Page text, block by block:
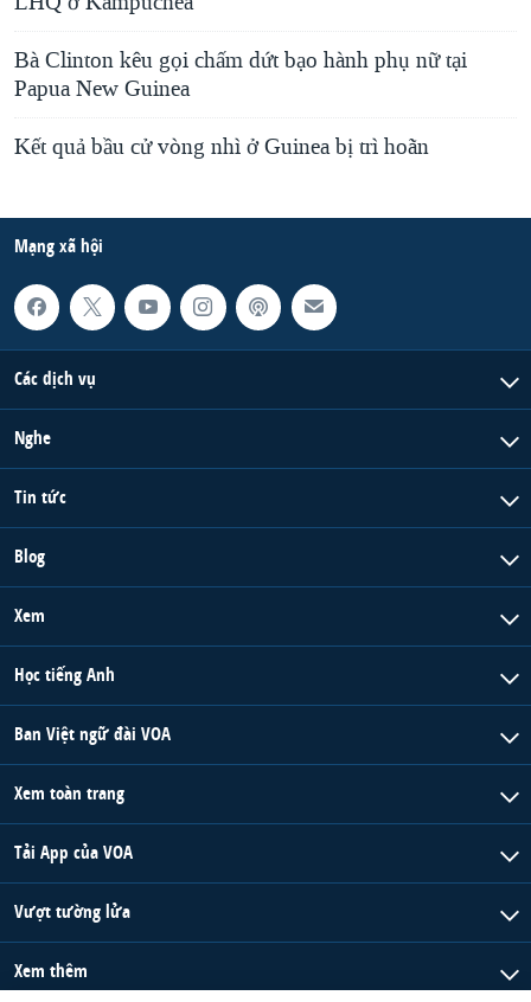
Bà Clinton kêu gọi chấm dứt bạo hành phụ nữ tại
Papua New Guinea
Kết quả bầu cử vòng nhì ở Guinea bị trì hoãn
Mạng xã hội
Các dịch vụ
Nghe
Tin tức
Blog
Xem
Học tiếng Anh
Ban Việt ngữ đài VOA
Xem toàn trang
Tải App của VOA
Vượt tường lửa
Xem thêm